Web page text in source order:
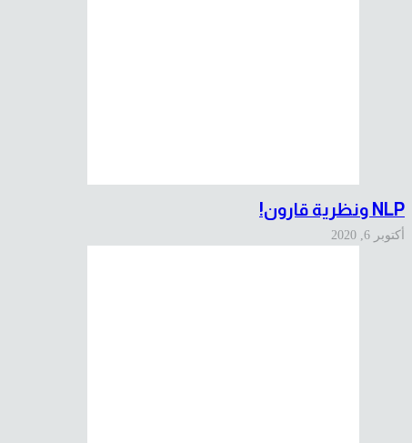
NLP ونظرية قارون!
أكتوبر 6, 2020